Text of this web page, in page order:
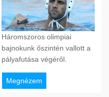
Háromszoros olimpiai
bajnokunk őszintén vallott a
pályafutása végéről.
Megnézem